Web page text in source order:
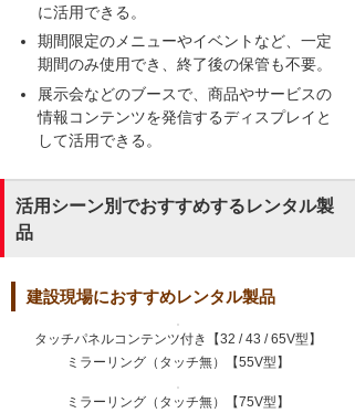
に活用できる。
期間限定のメニューやイベントなど、一定
期間のみ使用でき、終了後の保管も不要。
展示会などのブースで、商品やサービスの
情報コンテンツを発信するディスプレイと
して活用できる。
活用シーン別でおすすめするレンタル製
品
建設現場におすすめレンタル製品
タッチパネルコンテンツ付き【32 / 43 / 65V型】
ミラーリング（タッチ無）【55V型】
ミラーリング（タッチ無）【75V型】